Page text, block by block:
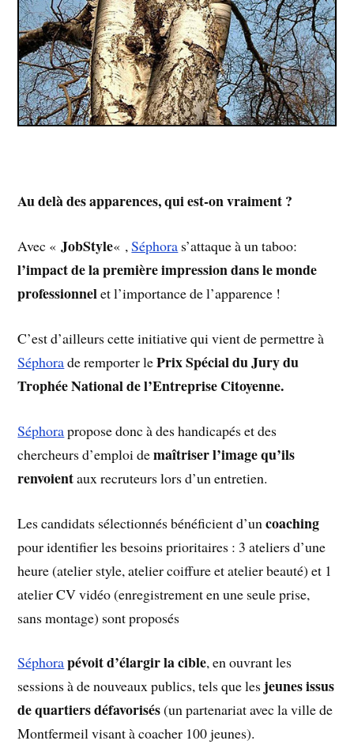
Au delà des apparences, qui est-on vraiment ?
Avec «JobStyle« ,Séphora s’attaque à un taboo:
l’impact de la première impression dans le monde
professionnelet l’importance de l’apparence !
C’est d’ailleurs cette initiative qui vient de permettre à
Séphorade remporter lePrix Spécial du Jury du
Trophée National de l’Entreprise Citoyenne.
Séphorapropose donc à des handicapés et des
chercheurs d’emploi demaîtriser l’image qu’ils
renvoientaux recruteurs lors d’un entretien.
Les candidats sélectionnés bénéficient d’uncoaching
pour identifier les besoins prioritaires : 3 ateliers d’une
heure (atelier style, atelier coiffure et atelier beauté) et 1
atelier CV vidéo (enregistrement en une seule prise,
sans montage) sont proposés
Séphorapévoit d’élargir la cible, en ouvrant les
sessions à de nouveaux publics, tels que les jeunes issus
de quartiers défavorisés(un partenariat avec la ville de
Montfermeil visant à coacher 100 jeunes).